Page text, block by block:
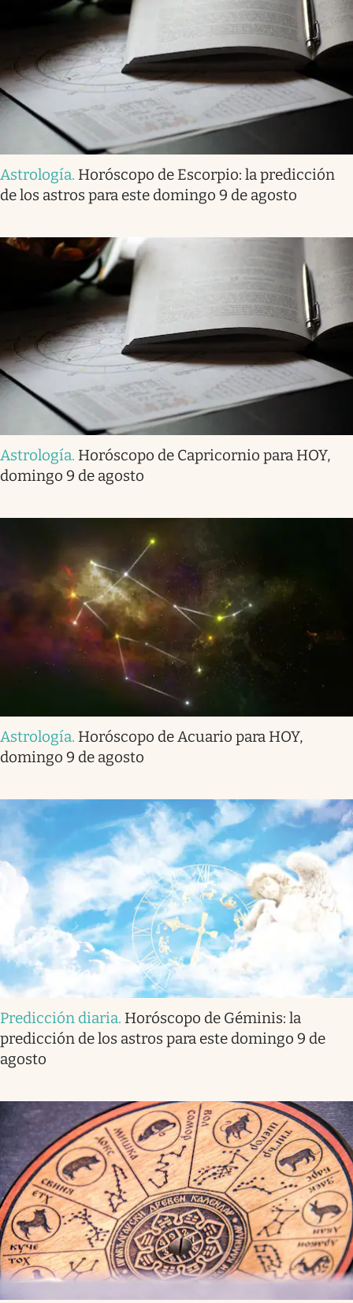
Astrología. Horóscopo de Escorpio: la predicción
de los astros para este domingo 9 de agosto
Astrología. Horóscopo de Capricornio para HOY,
domingo 9 de agosto
Astrología. Horóscopo de Acuario para HOY,
domingo 9 de agosto
Predicción diaria. Horóscopo de Géminis: la
predicción de los astros para este domingo 9 de
agosto